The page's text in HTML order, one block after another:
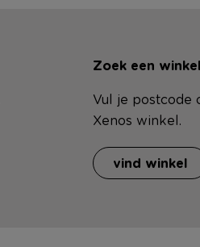
Zoek een
Vul je postcode
Xenos winkel.
vind winkel